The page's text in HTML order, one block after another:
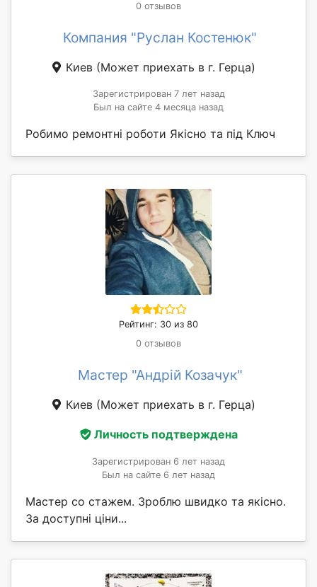
0 отзывов
Компания "Руслан Костенюк"
Киев (Может приехать в г. Герца)
Зарегистрирован 7 лет назад
Был на сайте 4 месяца назад
Робимо ремонтні роботи Якісно та під Ключ
Рейтинг: 30 из 80
0 отзывов
Мастер "Андрій Козачук"
Киев (Может приехать в г. Герца)
Личность подтверждена
Зарегистрирован 6 лет назад
Был на сайте 6 лет назад
Мастер со стажем. Зроблю швидко та якісно.
За доступні ціни...